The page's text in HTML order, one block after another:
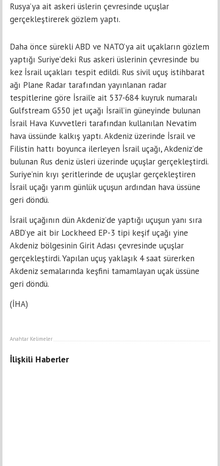
Rusya’ya ait askeri üslerin çevresinde uçuşlar
gerçekleştirerek gözlem yaptı.
Daha önce sürekli ABD ve NATO’ya ait uçakların gözlem
yaptığı Suriye’deki Rus askeri üslerinin çevresinde bu
kez İsrail uçakları tespit edildi. Rus sivil uçuş istihbarat
ağı Plane Radar tarafından yayınlanan radar
tespitlerine göre İsrail’e ait 537-684 kuyruk numaralı
Gulfstream G550 jet uçağı İsrail’in güneyinde bulunan
İsrail Hava Kuvvetleri tarafından kullanılan Nevatim
hava üssünde kalkış yaptı. Akdeniz üzerinde İsrail ve
Filistin hattı boyunca ilerleyen İsrail uçağı, Akdeniz’de
bulunan Rus deniz üsleri üzerinde uçuşlar gerçekleştirdi.
Suriye’nin kıyı şeritlerinde de uçuşlar gerçekleştiren
İsrail uçağı yarım günlük uçuşun ardından hava üssüne
geri döndü.
İsrail uçağının dün Akdeniz’de yaptığı uçuşun yanı sıra
ABD’ye ait bir Lockheed EP-3 tipi keşif uçağı yine
Akdeniz bölgesinin Girit Adası çevresinde uçuşlar
gerçekleştirdi. Yapılan uçuş yaklaşık 4 saat sürerken
Akdeniz semalarında keşfini tamamlayan uçak üssüne
geri döndü.
(İHA)
Anahtar Kelimeler
İlişkili Haberler